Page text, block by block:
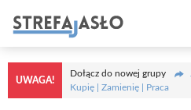
treści
UWAGA!
Dołącz do nowej grupy
Kupię | Zamienię | Praca